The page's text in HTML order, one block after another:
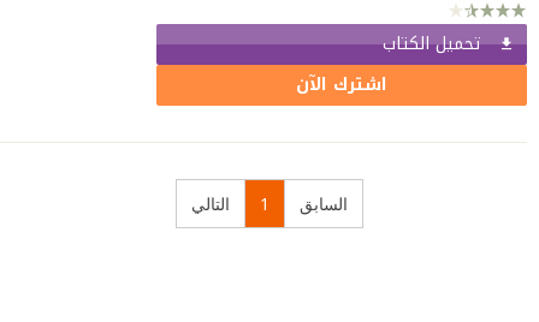
تحميل الكتاب
اشترك الآن
السابق 1 التالي